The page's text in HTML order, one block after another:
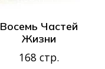
Восемь Частей
Жизни
168 стр.